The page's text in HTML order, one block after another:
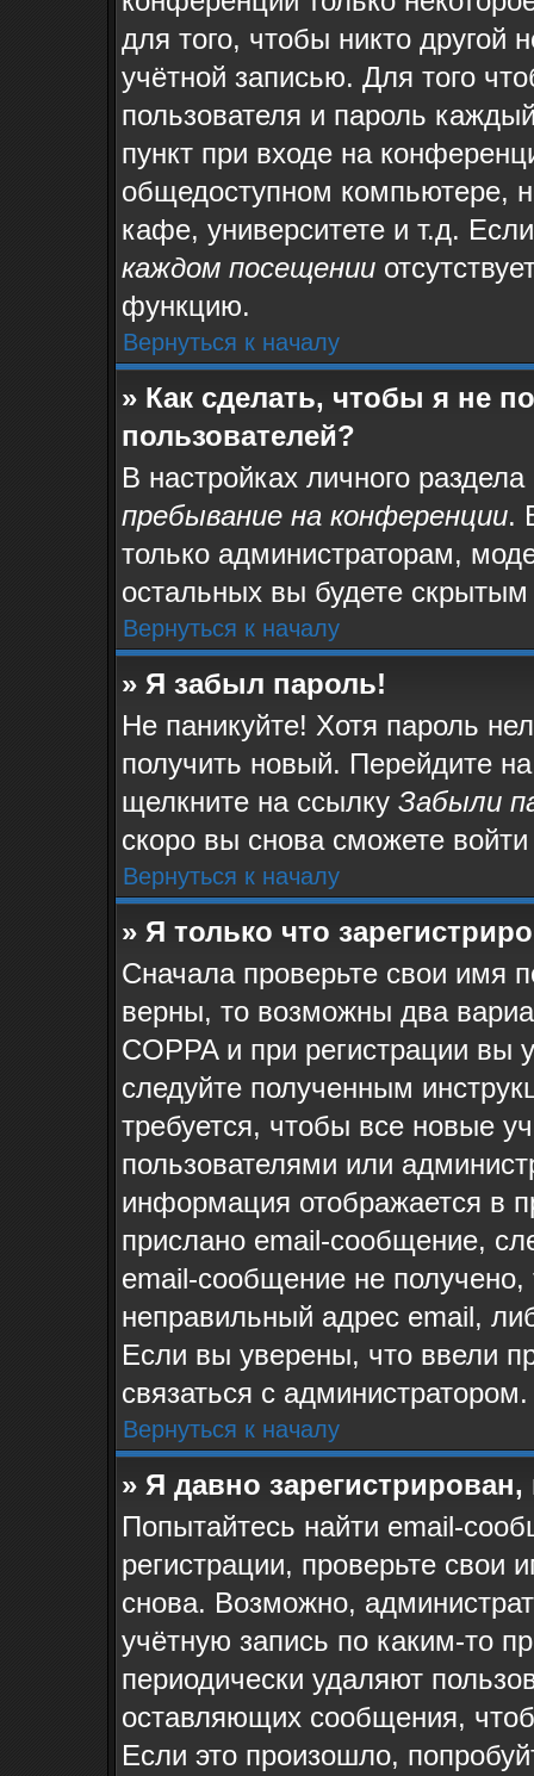
для того, чтобы никто другой
учётной записью. Для того
пользователя и пароль
пункт при входе на
общедоступном компьютере,
кафе, университете и т.д.
каждом посещении
функцию.
Вернуться к началу
» Как сделать, чтобы я не
пользователей?
В настройках личного
пребывание на конференции.
только администраторам,
остальных вы будете
Вернуться к началу
» Я забыл пароль!
Не паникуйте! Хотя пароль
получить новый. Перейдите
щелкните на ссылку Забыли
скоро вы снова сможете
Вернуться к началу
» Я только что
Сначала проверьте свои имя
верны, то возможны два
COPPA и при регистрации вы
следуйте полученным
требуется, чтобы все новые
пользователями или
информация отображается в
прислано email-сообщение,
email-сообщение не
неправильный адрес email,
Если вы уверены, что ввели
связаться с администратором.
Вернуться к началу
» Я давно
Попытайтесь найти email-
регистрации, проверьте свои
снова. Возможно,
учётную запись по каким-то
периодически удаляют
оставляющих сообщения,
Если это произошло,